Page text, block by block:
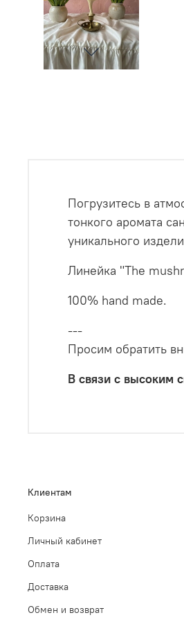
Погрузитесь в
тонкого аромата
уникального
Линейка "The
100% hand made.
---
Просим обратить
В связи с высоким
Клиентам
Корзина
Личный кабинет
Оплата
Доставка
Обмен и возврат